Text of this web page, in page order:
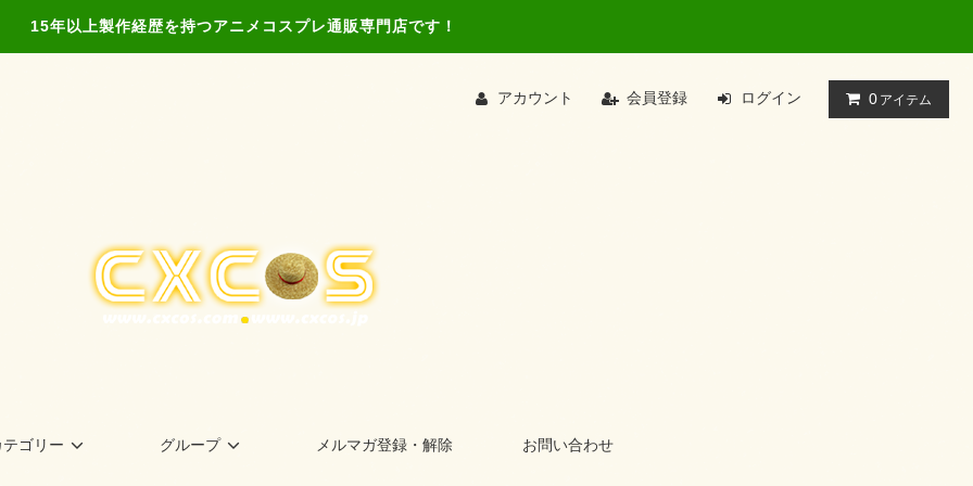
15年以上製作経歴を持つアニメコスプレ通販専門店です！
アカウント 会員登録 ログイン 0 アイテム
テゴリー グループ メルマガ登録・解除 お問い合わせ